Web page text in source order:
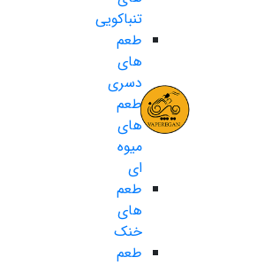
تنباکویی
طعم
های
دسری
طعم
های
میوه
ای
طعم
های
خنک
طعم